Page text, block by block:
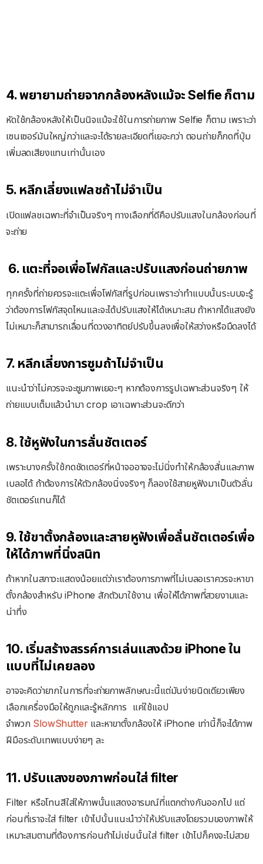
4. พยายามถ่ายจากกล้องหลังแม้จะ Selfie ก็ตาม
หัดใช้กล้องหลังให้เป็นนิจแม้จะใช้ในการถ่ายภาพ Selfie ก็ตาม เพราะว่า
เซนเซอร์มันใหญ่กว่าและจะได้รายละเอียดที่เยอะกว่า ตอนถ่ายก็กดที่ปุ่ม
เพิ่มลดเสียงแทนเท่านั้นเอง
5. หลีกเลี่ยงแฟลชถ้าไม่จำเป็น
เปิดแฟลชเฉพาะที่จำเป็นจริงๆ ทางเลือกที่ดีคือปรับแสงในกล้องก่อนที่
จะถ่าย
6. แตะที่จอเพื่อโฟกัสและปรับแสงก่อนถ่ายภาพ
ทุกครั้งที่ถ่ายควรจะแตะเพื่อโฟกัสที่รูปก่อนเพราะว่าทำแบบนั้นระบบจะรู้
ว่าต้องการโฟกัสจุดไหนและจะได้ปรับแสงให้ได้เหมาะสม ถ้าหากได้แสงยัง
ไม่เหมาะก็สามารถเลื่อนที่ดวงอาทิตย์ปรับขึ้นลงเพื่อให้สว่างหรือมืดลงได้
7. หลีกเลี่ยงการซูมถ้าไม่จำเป็น
แนะนำว่าไม่ควรจะจะซูมภาพเยอะๆ หากต้องการรูปเฉพาะส่วนจริงๆ ให้
ถ่ายแบบเต็มแล้วนำมา crop เอาเฉพาะส่วนจะดีกว่า
8. ใช้หูฟังในการลั่นชัตเตอร์
เพราะบางครั้งใช้กดชัดเตอร์ที่หน้าจออาจจะไม่นิ่งทำให้กล้องสั่นและภาพ
เบลอได้ ถ้าต้องการให้ตัวกล้องนิ่งจริงๆ ก็ลองใช้สายหูฟังมาเป็นตัวลั่น
ชัตเตอร์แทนก็ได้
9. ใช้ขาตั้งกล้องและสายหูฟังเพื่อลั่นชัตเตอร์เพื่อ
ให้ได้ภาพที่นิ่งสนิท
ถ้าหากในสภาวะแสดงน้อยแต่ว่าเราต้องการภาพที่ไม่เบลอเราควรจะหาขา
ตั้งกล้องสำหรับ iPhone สักตัวมาใช้งาน เพื่อให้ได้ภาพที่สวยงามและ
น่าทึ่ง
10. เริ่มสร้างสรรค์การเล่นแสงด้วย iPhone ใน
แบบที่ไม่เคยลอง
อาจจะคิดว่ายากในการที่จะถ่ายภาพลักษณะนี้แต่มันง่ายนิดเดียวเพียง
เลือกเครื่องมือให้ถูกและรู้หลักการ แค่ใช้แอป
จำพวก SlowShutterและหาขาตั้งกล้องให้ iPhone เท่านี้ก็จะได้ภาพ
ฝีมือระดับเทพแบบง่ายๆ ละ
11. ปรับแสงของภาพก่อนใส่ filter
Filter หรือโทนสีใส่ให้ภาพนั้นแสดงอารมณ์ที่แตกต่างกันออกไป แต่
ก่อนที่เราจะใส่ filter เข้าไปนั้นแนะนำว่าให้ปรับแสงโดยรวมของภาพให้
เหมาะสมตามที่ต้องการก่อนถ้าไม่เช่นนั้นใส่ filter เข้าไปก็คงจะไม่สวย